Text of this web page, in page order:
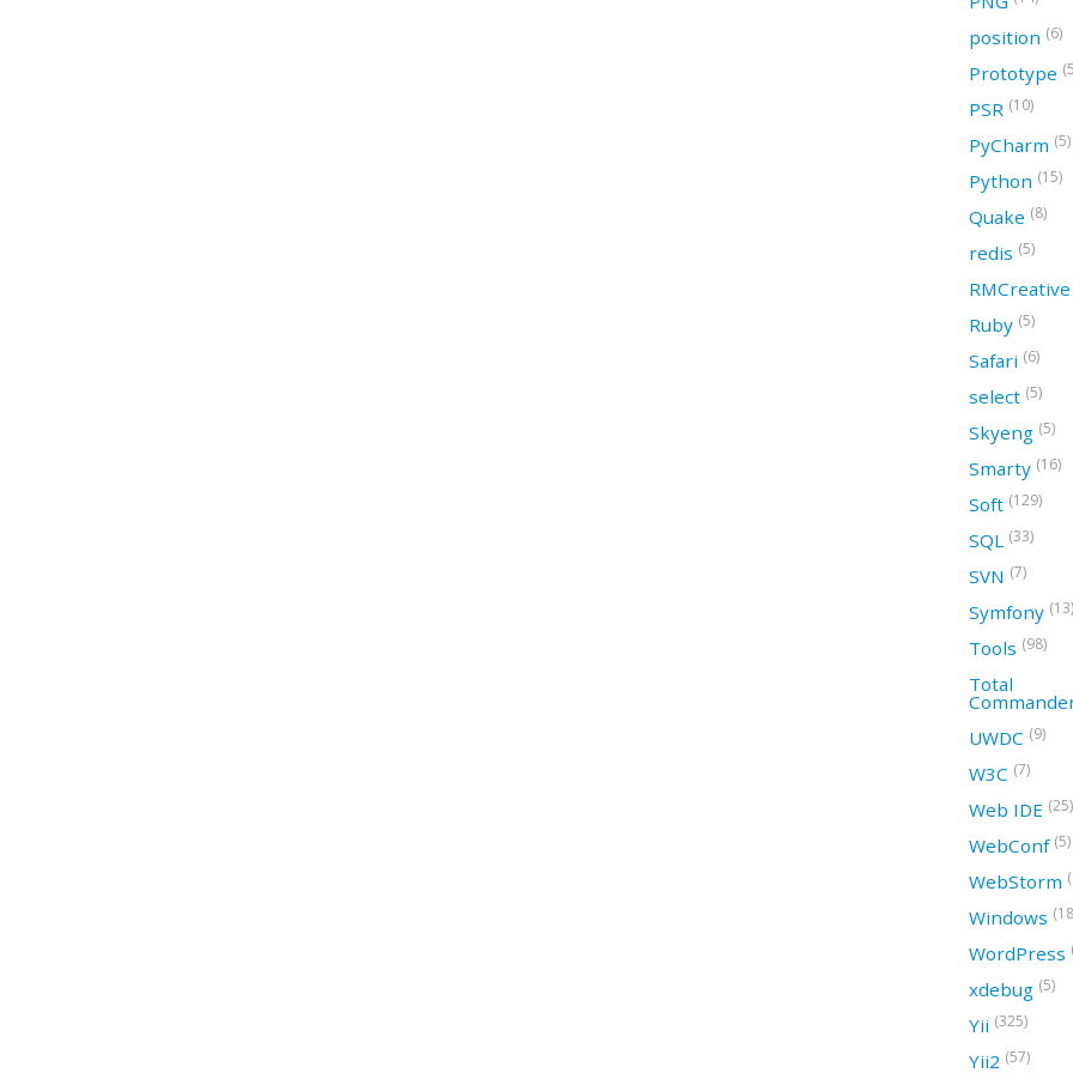
position (6)
Prototype
PSR (10)
PyCharm (5)
Python (15)
Quake (8)
redis (5)
RMCreative
Ruby (5)
Safari (6)
select (5)
Skyeng (5)
Smarty (16)
Soft (129)
SQL (33)
SVN (7)
Symfony (13)
Tools (98)
Total
UWDC (9)
W3C (7)
Web IDE (25)
WebConf (5)
WebStorm
Windows
WordPress
xdebug (5)
Yii (325)
Yii2 (57)